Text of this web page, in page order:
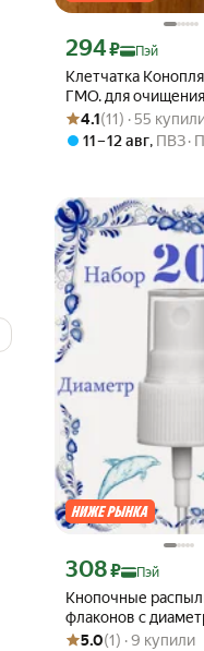
Клетчатка
ГМО. для
похудения.
Цена с картой Яндекс
294₽ Пэй
Рейтинг товара: 4.1 из
Оценок: (11) · 55
4.1(11) · 55
11 – 12 авг, ПВЗ
Кнопочные
флаконов с
горловины 18мм.
Цена с картой Яндекс
308₽ Пэй
Рейтинг товара: 5.0 из 5
Оценок: (1) · 9 купили
5.0(1) · 9 купили